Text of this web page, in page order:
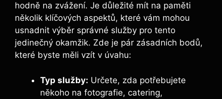
hodně na zvážení. Je důležité mít na paměti
několik klíčových aspektů, které vám mohou
usnadnit výběr správné služby pro tento
jedinečný okamžik. Zde je pár zásadních bodů,
které byste měli vzít v úvahu:
Typ služby: Určete, zda potřebujete
někoho na fotografie, catering,